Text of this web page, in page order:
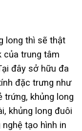
long thì sẽ thật
của trung tâm
đây sở hữu đa
đặc trưng như
trứng, khủng long
khủng long đuôi
tạo hình in